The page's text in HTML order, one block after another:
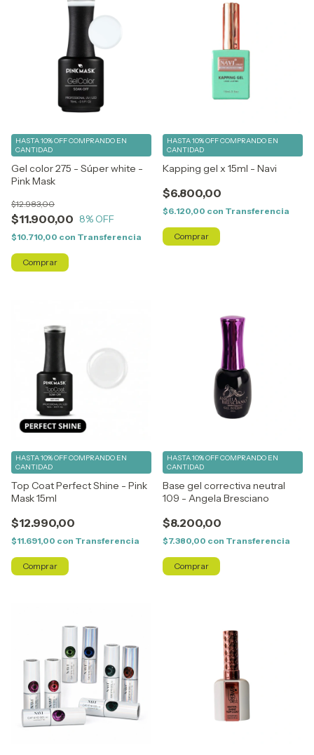
Gel color 275 - Súper white -
Pink Mask
$11.900,00
$12.983,00
8% OFF
HASTA 10% OFFCOMPRANDO EN
CANTIDAD
$10.710,00 con Transferencia
Kapping gel x 15ml - Navi
$6.800,00
HASTA 10% OFFCOMPRANDO EN
CANTIDAD
$6.120,00 con Transferencia
Top Coat Perfect Shine - Pink
Mask 15ml
$12.990,00
HASTA 10% OFFCOMPRANDO EN
CANTIDAD
$11.691,00 con Transferencia
Base gel correctiva neutral
109 - Angela Bresciano
$8.200,00
HASTA 10% OFFCOMPRANDO EN
CANTIDAD
$7.380,00 con Transferencia